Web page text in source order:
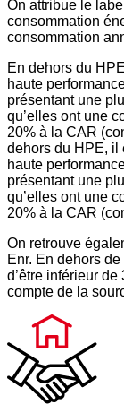
On attribue le label
consommation
consommation
En dehors du
haute
présentant une
qu’elles ont une
20% à la CAR
dehors du HPE, il
haute
présentant une
qu’elles ont une
20% à la CAR
On retrouve
Enr. En dehors
d’être inférieur
compte de la